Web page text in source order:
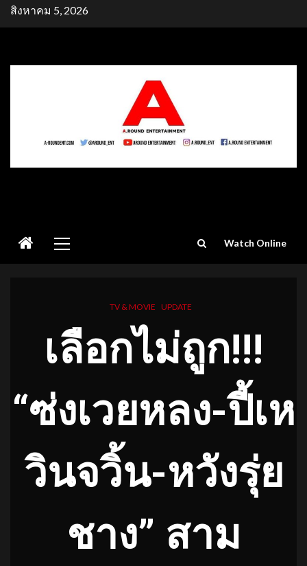
Skipสิงหาคม 5, 2026
Menu
Watch Online
TV & MOVIE UPDATE
เลือกไม่ถูก!!!
“ซ่งเวยหลง-ปี้เห
วินจวิ้น-หวังรุ่ย
ชาง” สาม